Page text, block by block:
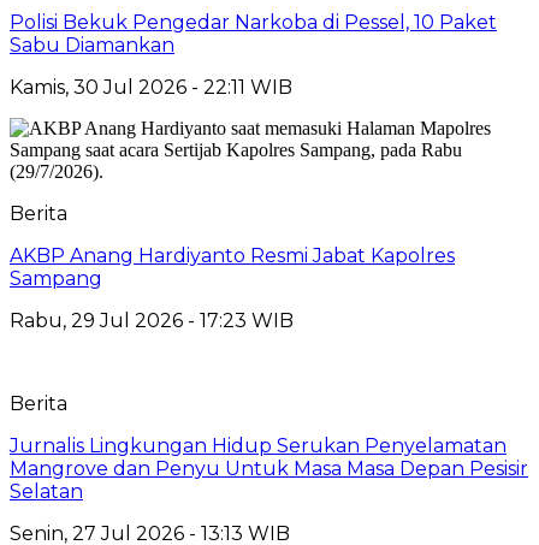
Polisi Bekuk Pengedar Narkoba di Pessel, 10 Paket
Sabu Diamankan
Kamis, 30 Jul 2026 - 22:11 WIB
Berita
AKBP Anang Hardiyanto Resmi Jabat Kapolres
Sampang
Rabu, 29 Jul 2026 - 17:23 WIB
Berita
Jurnalis Lingkungan Hidup Serukan Penyelamatan
Mangrove dan Penyu Untuk Masa Masa Depan Pesisir
Selatan
Senin, 27 Jul 2026 - 13:13 WIB